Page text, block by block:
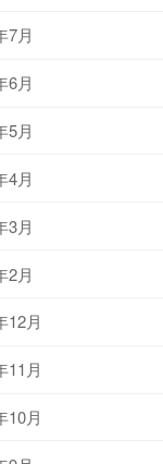
7月
6月
5月
4月
3月
2月
12月
11月
10月